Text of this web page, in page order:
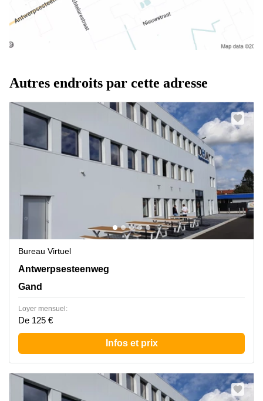
Autres endroits par cette adresse
Bureau Virtuel
Antwerpsesteenweg 19, Gand
Antwerpsesteenweg
Gand
Loyer mensuel:
De 125 €
Infos et prix